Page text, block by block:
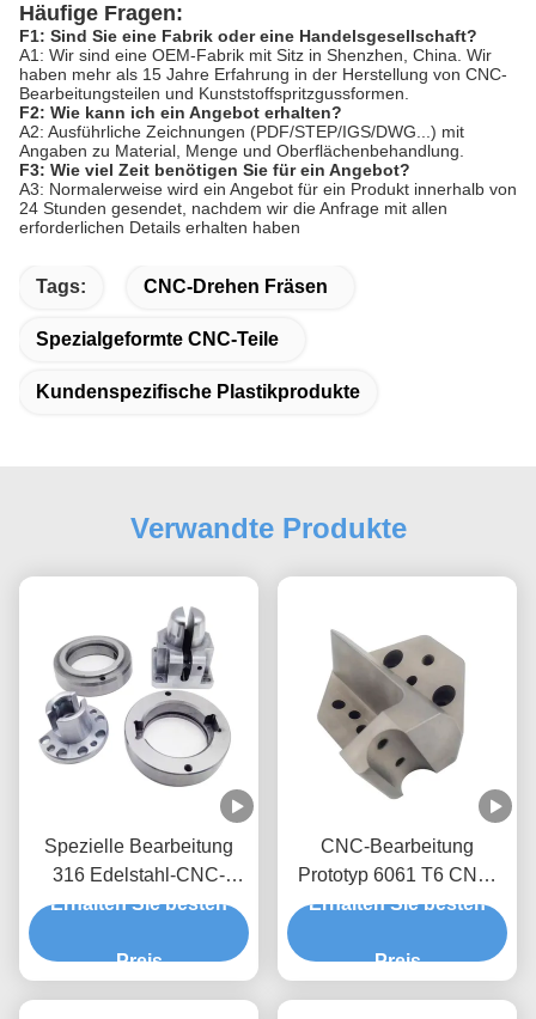
Häufige Fragen:
F1: Sind Sie eine Fabrik oder eine Handelsgesellschaft?
A1: Wir sind eine OEM-Fabrik mit Sitz in Shenzhen, China. Wir
haben mehr als 15 Jahre Erfahrung in der Herstellung von CNC-
Bearbeitungsteilen und Kunststoffspritzgussformen.
F2: Wie kann ich ein Angebot erhalten?
A2: Ausführliche Zeichnungen (PDF/STEP/IGS/DWG...) mit
Angaben zu Material, Menge und Oberflächenbehandlung.
F3: Wie viel Zeit benötigen Sie für ein Angebot?
A3: Normalerweise wird ein Angebot für ein Produkt innerhalb von
24 Stunden gesendet, nachdem wir die Anfrage mit allen
erforderlichen Details erhalten haben
Tags: CNC-Drehen Fräsen
Spezialgeformte CNC-Teile
Kundenspezifische Plastikprodukte
Verwandte Produkte
Spezielle Bearbeitung
316 Edelstahl-CNC-
Bearbeitung Prototypen-
Erhalten Sie besten
Preis
CNC-Bearbeitung
Prototyp 6061 T6 CNC-
Bearbeitung für die
Erhalten Sie besten
Preis